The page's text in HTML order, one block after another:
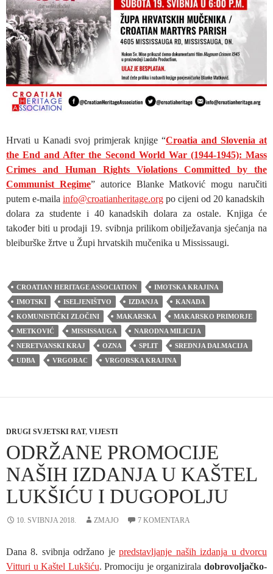
Hrvati u Kanadi svoj primjerak knjige “Croatia and Slovenia at
the End and After the Second World War (1944-1945): Mass
Crimes and Human Rights Violations Committed by the
Communist Regime” autorice Blanke Matković mogu naručiti
putem e-maila info@croatianheritage.org po cijeni od 20 kanadskih
dolara za studente i 40 kanadskih dolara za ostale. Knjiga će
također biti u prodaji 19. svibnja prilikom obilježavanja sjećanja na
bleiburške žrtve u Župi hrvatskih mučenika u Mississaugi.
CROATIAN HERITAGE ASSOCIATION
IMOTSKA KRAJINA
IMOTSKI
ISELJENIŠTVO IZDANJA
KANADA
KOMUNISTIČKI ZLOČINI
MAKARSKA
MAKARSKO PRIMORJE
METKOVIĆ
MISSISSAUGA
NARODNA MILICIJA
NERETVANSKI KRAJ
OZNA SPLIT
SREDNJA DALMACIJA
UDBA
VRGORAC VRGORSKA KRAJINA
DRUGI SVJETSKI RAT, VIJESTI
ODRŽANE PROMOCIJE
NAŠIH IZDANJA U KAŠTEL
LUKŠIĆU I DUGOPOLJU
10. SVIBNJA 2018. ZMAJO 7 KOMENTARA
Dana 8. svibnja održano jepredstavljanje naših izdanja u dvorcu
Vitturi u Kaštel Lukšiću. Promociju je organiziraladobrovoljačko-